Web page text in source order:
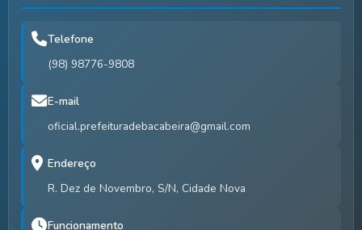
Telefone
(98) 98776-9808
E-mail
oficial.prefeituradebacabeira@gmail.com
Endereço
R. Dez de Novembro, S/N, Cidade Nova
Funcionamento